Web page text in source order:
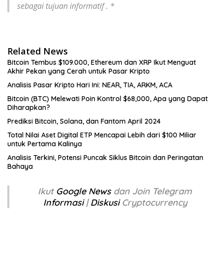
sebagai tujuan informatif . *
Related News
Bitcoin Tembus $109.000, Ethereum dan XRP Ikut Menguat
Akhir Pekan yang Cerah untuk Pasar Kripto
Analisis Pasar Kripto Hari Ini: NEAR, TIA, ARKM, ACA
Bitcoin (BTC) Melewati Poin Kontrol $68,000, Apa yang Dapat
Diharapkan?
Prediksi Bitcoin, Solana, dan Fantom April 2024
Total Nilai Aset Digital ETP Mencapai Lebih dari $100 Miliar
untuk Pertama Kalinya
Analisis Terkini, Potensi Puncak Siklus Bitcoin dan Peringatan
Bahaya
Ikut Google News dan Join Telegram
Informasi|DiskusiCryptocurrency